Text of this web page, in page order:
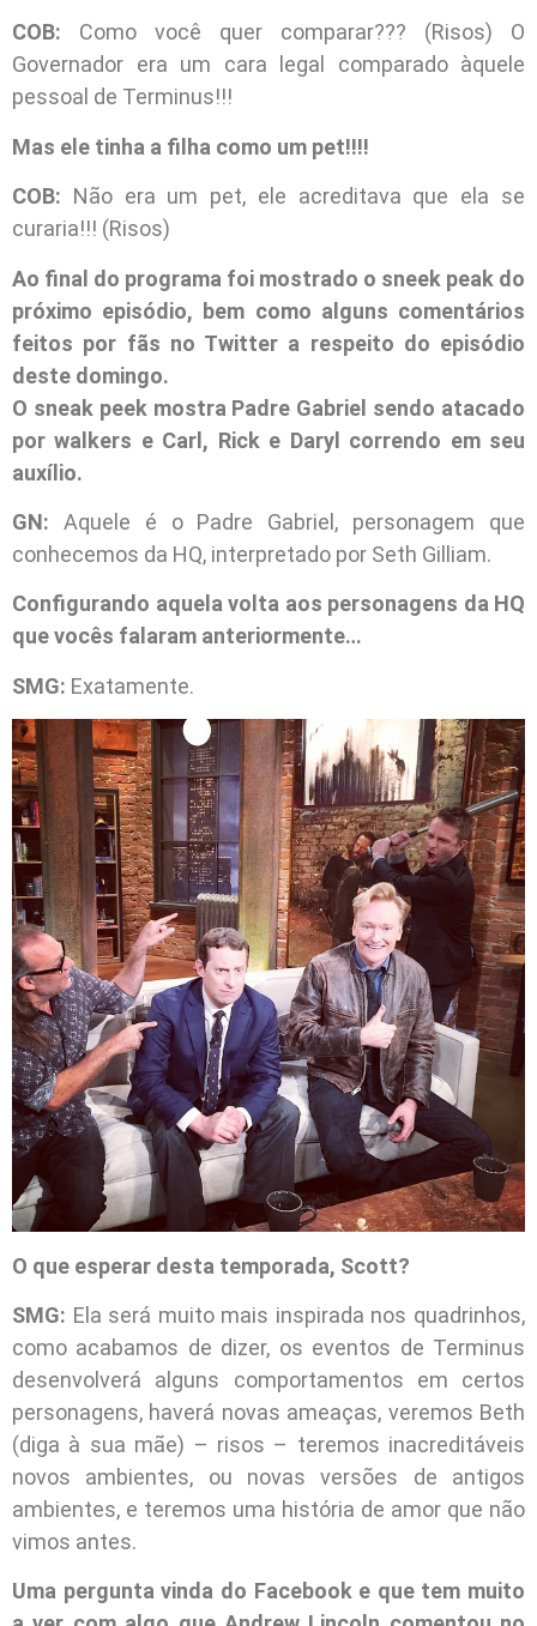
COB: Como você quer comparar??? (Risos) O
Governador era um cara legal comparado àquele
pessoal de Terminus!!!
Mas ele tinha a filha como um pet!!!!
COB: Não era um pet, ele acreditava que ela se
curaria!!! (Risos)
Ao final do programa foi mostrado o sneek peak do
próximo episódio, bem como alguns comentários
feitos por fãs no Twitter a respeito do episódio
deste domingo.
O sneak peek mostra Padre Gabriel sendo atacado
por walkers e Carl, Rick e Daryl correndo em seu
auxílio.
GN: Aquele é o Padre Gabriel, personagem que
conhecemos da HQ, interpretado por Seth Gilliam.
Configurando aquela volta aos personagens da HQ
que vocês falaram anteriormente…
SMG: Exatamente.
O que esperar desta temporada, Scott?
SMG: Ela será muito mais inspirada nos quadrinhos,
como acabamos de dizer, os eventos de Terminus
desenvolverá alguns comportamentos em certos
personagens, haverá novas ameaças, veremos Beth
(diga à sua mãe) – risos – teremos inacreditáveis
novos ambientes, ou novas versões de antigos
ambientes, e teremos uma história de amor que não
vimos antes.
Uma pergunta vinda do Facebook e que tem muito